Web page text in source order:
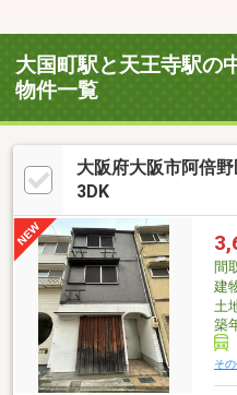
大国町駅と天王寺駅の
物件一覧
大阪府大阪市阿倍
3DK
間
建
土
築
そ